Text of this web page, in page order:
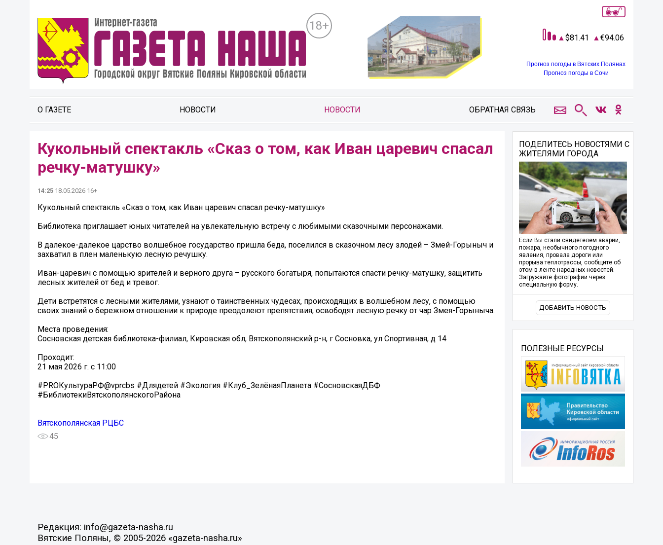
18+
81.41 94.06
Прогноз погоды в Вятских Полянах
Прогноз погоды в Сочи
О ГАЗЕТЕ НОВОСТИ НОВОСТИ ОБРАТНАЯ СВЯЗЬ
Кукольный спектакль «Сказ о том, как Иван царевич спасал
речку-матушку»
14:25 18.05.2026 16+
Кукольный спектакль «Сказ о том, как Иван царевич спасал речку-матушку»
Библиотека приглашает юных читателей на увлекательную встречу с любимыми сказочными персонажами.
В далекое-далекое царство волшебное государство пришла беда, поселился в сказочном лесу злодей – Змей-Горыныч и
захватил в плен маленькую лесную речушку.
Иван-царевич с помощью зрителей и верного друга – русского богатыря, попытаются спасти речку-матушку, защитить
лесных жителей от бед и тревог.
Дети встретятся с лесными жителями, узнают о таинственных чудесах, происходящих в волшебном лесу, с помощью
своих знаний о бережном отношении к природе преодолеют препятствия, освободят лесную речку от чар Змея-Горыныча.
Места проведения:
Сосновская детская библиотека-филиал, Кировская обл, Вятскополянский р-н, г Сосновка, ул Спортивная, д 14
Проходит:
21 мая 2026 г. с 11:00
#PROКультураРФ@vprcbs #Длядетей #Экология #Клуб_ЗелёнаяПланета #СосновскаяДБФ
#БиблиотекиВятскополянскогоРайона
Вятскополянская РЦБС
45
ПОДЕЛИТЕСЬ НОВОСТЯМИ С
ЖИТЕЛЯМИ ГОРОДА
Если Вы стали свидетелем аварии,
пожара, необычного погодного
явления, провала дороги или
прорыва теплотрассы, сообщите об
этом в ленте народных новостей.
Загружайте фотографии через
специальную форму.
ДОБАВИТЬ НОВОСТЬ
ПОЛЕЗНЫЕ РЕСУРСЫ
Редакция: info@gazeta-nasha.ru
Вятские Поляны, © 2005-2026 «gazeta-nasha.ru»